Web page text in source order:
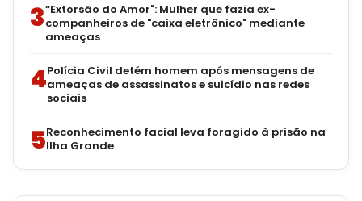
3“Extorsão do Amor": Mulher que fazia ex-
companheiros de "caixa eletrônico" mediante
ameaças
4Polícia Civil detém homem após mensagens de
ameaças de assassinatos e suicídio nas redes
sociais
5Reconhecimento facial leva foragido à prisão na
Ilha Grande